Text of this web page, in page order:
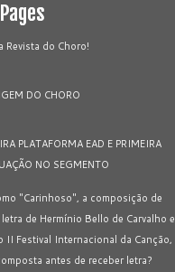
Revista do Choro!
DO CHORO
PLATAFORMA EAD E PRIMEIRA
NO SEGMENTO
"Carinhoso", a composição de
de Hermínio Bello de Carvalho e
Festival Internacional da Canção,
antes de receber letra?